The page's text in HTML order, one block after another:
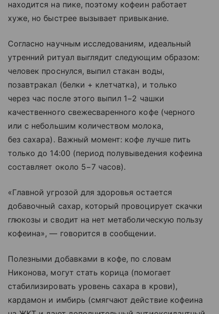
находится на пике, поэтому кофеин работает
хуже, но быстрее вызывает привыкание.
Согласно научным исследованиям, идеальный
утренний ритуал выглядит следующим образом:
человек проснулся, выпил стакан воды,
позавтракал (белки + клетчатка), и только
через час после этого выпил 1−2 чашки
качественного свежесваренного кофе (черного
или с небольшим количеством молока,
без сахара). Важный момент: кофе лучше пить
только до 14:00 (период полувыведения кофеина
составляет около 5−7 часов).
«Главной угрозой для здоровья остается
добавочный сахар, который провоцирует скачки
глюкозы и сводит на нет метаболическую пользу
кофеина», — говорится в сообщении.
Полезными добавками в кофе, по словам
Никонова, могут стать корица (помогает
стабилизировать уровень сахара в крови),
кардамон и имбирь (смягчают действие кофеина